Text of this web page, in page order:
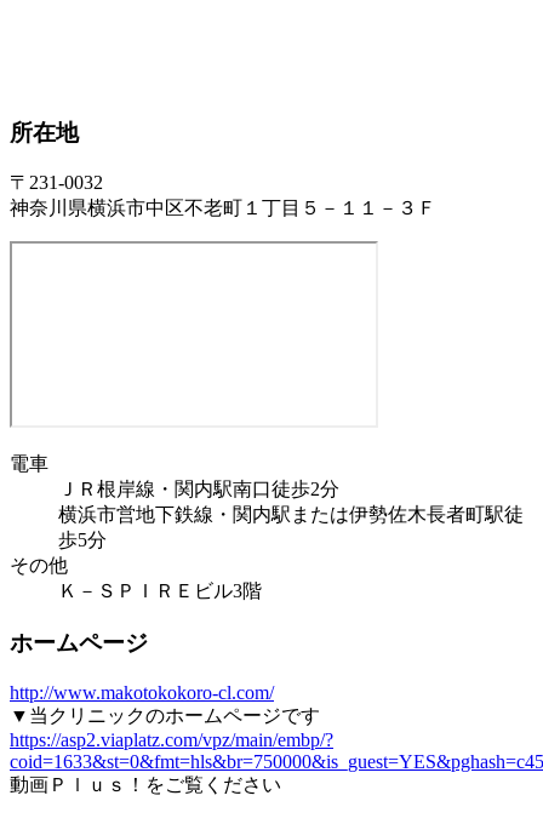
所在地
〒231-0032
神奈川県横浜市中区不老町１丁目５－１１－３Ｆ
電車
ＪＲ根岸線・関内駅南口徒歩2分
横浜市営地下鉄線・関内駅または伊勢佐木長者町駅徒
歩5分
その他
Ｋ－ＳＰＩＲＥビル3階
ホームページ
http://www.makotokokoro-cl.com/
▼当クリニックのホームページです
https://asp2.viaplatz.com/vpz/main/embp/?
動画Ｐｌｕｓ！をご覧ください